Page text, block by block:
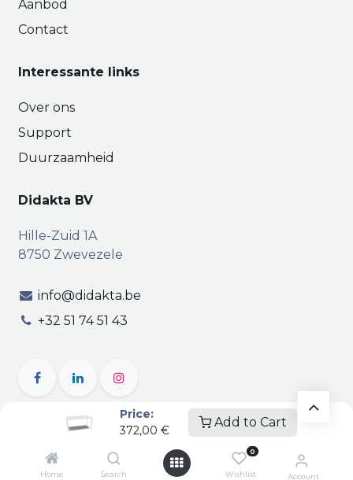
Price:
372,00 €
Add to Cart
Home Search
0
Wishlist Account
Aanbod
Contact
Interessante links
Over ons
Support
Duurzaamheid
Didakta BV
Hille-Zuid 1A
8750 Zwevezele
info@didakta.be
+32 51 74 51 43
Vertrouwelijkheid
Algemene voorwaarden | BTW BE 0471.695.162